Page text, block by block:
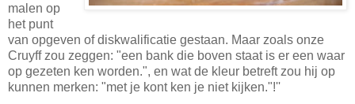
malen op
het punt
van opgeven of diskwalificatie gestaan. Maar zoals onze
Cruyff zou zeggen: "een bank die boven staat is er een waar
op gezeten ken worden.", en wat de kleur betreft zou hij op
kunnen merken: "met je kont ken je niet kijken."!''